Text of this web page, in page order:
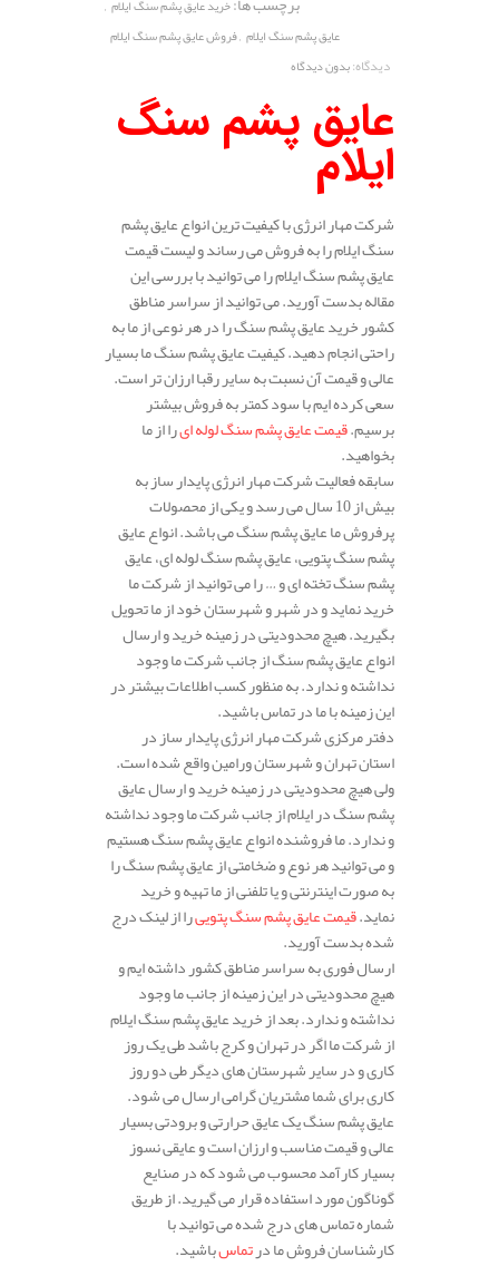
خرید عایق پشم سنگ ایلام
عایق پشم سنگ ایلام ,فروش عایق پشم سنگ ایلام
دیدگاه:بدون دیدگاه
عایق پشم سنگ
ایلام
شرکت مهار انرژی با کیفیت ترین انواع عایق پشم
سنگ ایلام را به فروش می رساند و لیست قیمت
عایق پشم سنگ ایلام را می توانید با بررسی این
مقاله بدست آورید. می توانید از سراسر مناطق
کشور خرید عایق پشم سنگ را در هر نوعی از ما به
راحتی انجام دهید. کیفیت عایق پشم سنگ ما بسیار
عالی و قیمت آن نسبت به سایر رقبا ارزان تر است.
سعی کرده ایم با سود کمتر به فروش بیشتر
برسیم.قیمت عایق پشم سنگ لوله ایرا از ما
بخواهید.
سابقه فعالیت شرکت مهار انرژی پایدار ساز به
بیش از 10 سال می رسد و یکی از محصولات
پرفروش ما عایق پشم سنگ می باشد. انواع عایق
پشم سنگ پتویی، عایق پشم سنگ لوله ای، عایق
پشم سنگ تخته ای و … را می توانید از شرکت ما
خرید نماید و در شهر و شهرستان خود از ما تحویل
بگیرید. هیچ محدودیتی در زمینه خرید و ارسال
انواع عایق پشم سنگ از جانب شرکت ما وجود
نداشته و ندارد. به منظور کسب اطلاعات بیشتر در
این زمینه با ما در تماس باشید.
دفتر مرکزی شرکت مهار انرژی پایدار ساز در
استان تهران و شهرستان ورامین واقع شده است.
ولی هیچ محدودیتی در زمینه خرید و ارسال عایق
پشم سنگ در ایلام از جانب شرکت ما وجود نداشته
و ندارد. ما فروشنده انواع عایق پشم سنگ هستیم
و می توانید هر نوع و ضخامتی از عایق پشم سنگ را
به صورت اینترنتی و یا تلفنی از ما تهیه و خرید
نماید.قیمت عایق پشم سنگ پتوییرا از لینک درج
شده بدست آورید.
ارسال فوری به سراسر مناطق کشور داشته ایم و
هیچ محدودیتی در این زمینه از جانب ما وجود
نداشته و ندارد. بعد از خرید عایق پشم سنگ ایلام
از شرکت ما اگر در تهران و کرج باشد طی یک روز
کاری و در سایر شهرستان های دیگر طی دو روز
کاری برای شما مشتریان گرامی ارسال می شود.
عایق پشم سنگ یک عایق حرارتی و برودتی بسیار
عالی و قیمت مناسب و ارزان است و عایقی نسوز
بسیار کارآمد محسوب می شود که در صنایع
گوناگون مورد استفاده قرار می گیرید. از طریق
شماره تماس های درج شده می توانید با
کارشناسان فروش ما درتماسباشید.